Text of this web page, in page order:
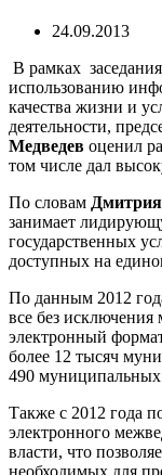
24.09.2013
В рамках
использованию
качества жизни и
деятельности,
Медведев оценил
том числе дал
По словам
занимает
государственных
доступных на
По данным 2012
все без
электронный
более 12 тысяч
490 муниципальных
Также с 2012 года
электронного
власти, что
необходимых для